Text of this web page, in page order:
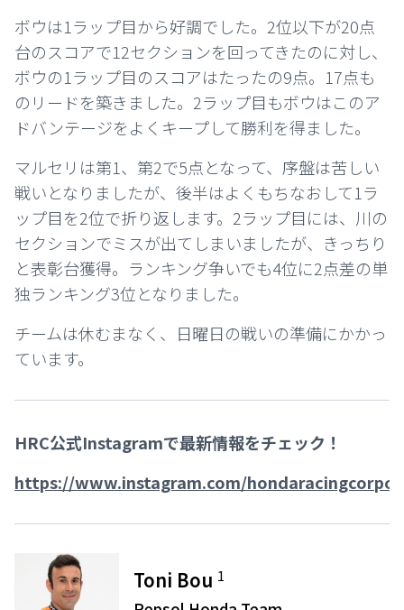
ボウは1ラップ目から好調でした。2位以下が20点
台のスコアで12セクションを回ってきたのに対し、
ボウの1ラップ目のスコアはたったの9点。17点も
のリードを築きました。2ラップ目もボウはこのア
ドバンテージをよくキープして勝利を得ました。
マルセリは第1、第2で5点となって、序盤は苦しい
戦いとなりましたが、後半はよくもちなおして1ラ
ップ目を2位で折り返します。2ラップ目には、川の
セクションでミスが出てしまいましたが、きっちり
と表彰台獲得。ランキング争いでも4位に2点差の単
独ランキング3位となりました。
チームは休むまなく、日曜日の戦いの準備にかかっ
ています。
HRC公式Instagramで最新情報をチェック！
https://www.instagram.com/
Toni Bou 1